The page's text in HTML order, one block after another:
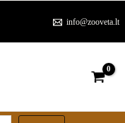
info@zooveta.lt